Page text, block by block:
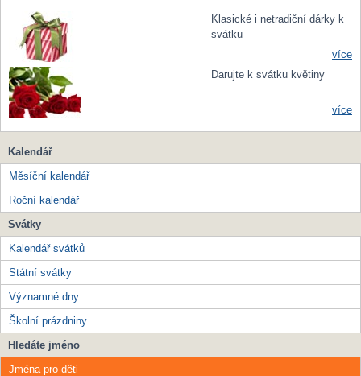
Klasické i netradiční dárky k
svátku
více
Darujte k svátku květiny
více
Kalendář
Měsíční kalendář
Roční kalendář
Svátky
Kalendář svátků
Státní svátky
Významné dny
Školní prázdniny
Hledáte jméno
Jména pro děti